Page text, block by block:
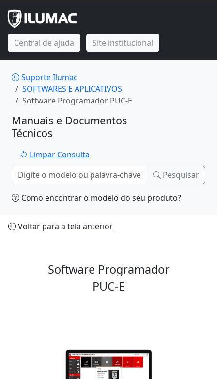
Central de ajuda Site institucional
Suporte Ilumac
SOFTWARES E APLICATIVOS
Software Programador PUC-E
Manuais e Documentos
Técnicos
Limpar Consulta
Pesquisar
Como encontrar o modelo do seu produto?
Voltar para a tela anterior
Software Programador
PUC-E